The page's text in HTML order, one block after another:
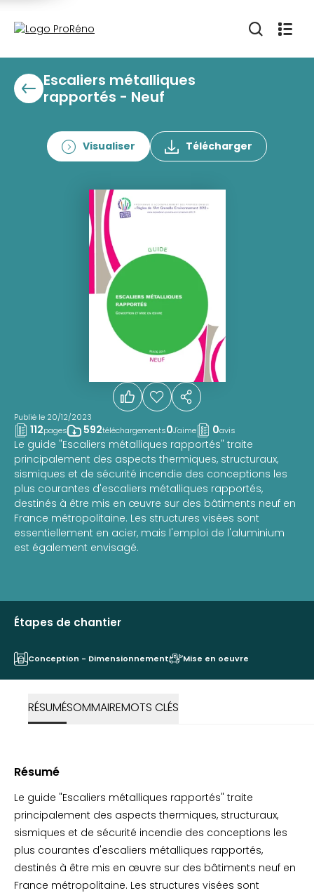
Escaliers métalliques
rapportés - Neuf
Visualiser Télécharger
Publié le 20/12/2023
112pages 592téléchargements0J'aime 0avis
Le guide "Escaliers métalliques rapportés" traite
principalement des aspects thermiques, structuraux,
sismiques et de sécurité incendie des conceptions les
plus courantes d'escaliers métalliques rapportés,
destinés à être mis en œuvre sur des bâtiments neuf en
France métropolitaine. Les structures visées sont
essentiellement en acier, mais l'emploi de l'aluminium
est également envisagé.
Étapes de chantier
Conception - Dimensionnement Mise en oeuvre
RÉSUMÉSOMMAIREMOTS CLÉS
Résumé
Le guide "Escaliers métalliques rapportés" traite
principalement des aspects thermiques, structuraux,
sismiques et de sécurité incendie des conceptions les
plus courantes d'escaliers métalliques rapportés,
destinés à être mis en œuvre sur des bâtiments neuf en
France métropolitaine. Les structures visées sont